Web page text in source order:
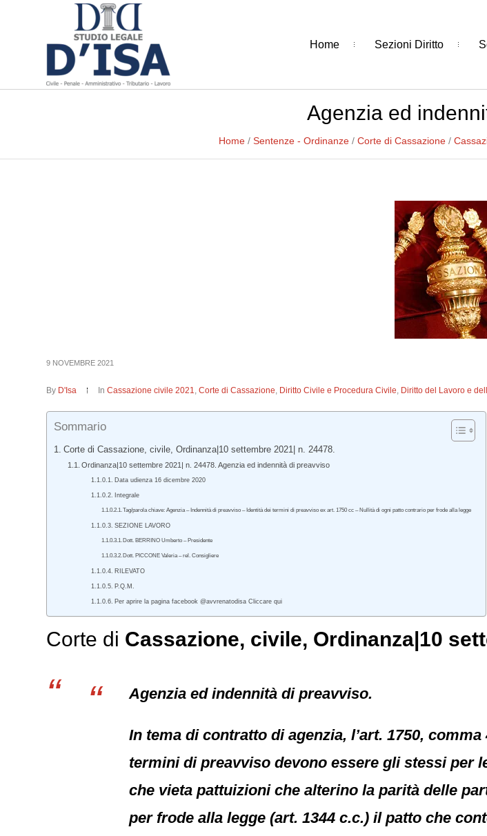
Home Sezioni Diritto
Agenzia ed
Home / Sentenze - Ordinanze / Corte di Cassazione /
9 NOVEMBRE 2021
By D'Isa InCassazione civile 2021,Corte di Cassazione, Diritto Civile e Procedura Civile, Diritto del Lavoro e
Sommario
Corte di Cassazione, civile, Ordinanza|10 settembre 2021| n. 24478.
Ordinanza|10 settembre 2021| n. 24478. Agenzia ed indennità di preavviso
Data udienza 16 dicembre 2020
Integrale
Tag/parola chiave: Agenzia – Indennità di preavviso – Identità dei termini di preavviso ex art. 1750 cc – Nullità di ogni patto contrario per frode alla legge
SEZIONE LAVORO
Dott. BERRINO Umberto – Presidente
Dott. PICCONE Valeria – rel. Consigliere
RILEVATO
P.Q.M.
Per aprire la pagina facebook @avvrenatodisa Cliccare qui
Corte di Cassazione, civile, Ordinanza|10
Agenzia ed indennità di preavviso.
In tema di contratto di agenzia, l’art. 1750,
termini di preavviso devono essere gli stessi per
che vieta pattuizioni che alterino la parità delle
per frode alla legge (art. 1344 c.c.) il patto che